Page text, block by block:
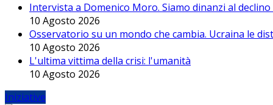
Intervista a Domenico Moro. Siamo dinanzi al declino
10 Agosto 2026
Osservatorio su un mondo che cambia. Ucraina le
10 Agosto 2026
L'ultima vittima della crisi: l'umanità
10 Agosto 2026
Iniziative